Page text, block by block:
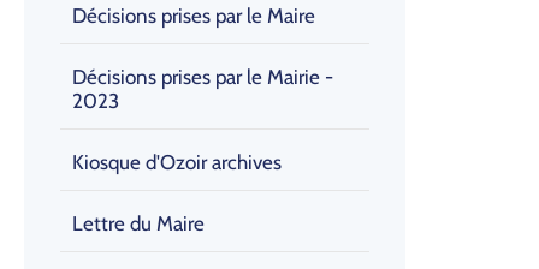
Décisions prises par le Maire
Décisions prises par le Mairie -
2023
Kiosque d'Ozoir archives
Lettre du Maire